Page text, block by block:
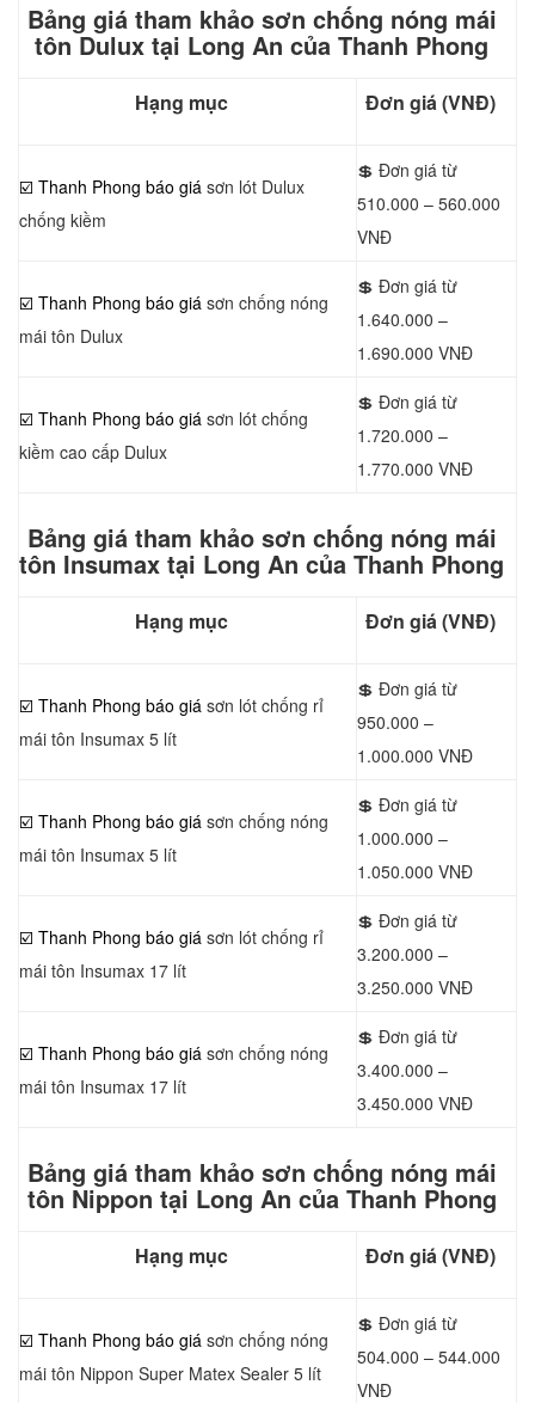
Bảng giá tham khảo sơn chống nóng mái
tôn Dulux tại Long An của Thanh Phong
Hạng mục Đơn giá (VNĐ)
☑️ Thanh Phong báo giá sơn lót Dulux
chống kiềm
💲 Đơn giá từ
510.000 – 560.000
VNĐ
☑️ Thanh Phong báo giá sơn chống nóng
mái tôn Dulux
💲 Đơn giá từ
1.640.000 –
1.690.000 VNĐ
☑️ Thanh Phong báo giá sơn lót chống
kiềm cao cấp Dulux
💲 Đơn giá từ
1.720.000 –
1.770.000 VNĐ
Bảng giá tham khảo sơn chống nóng mái
tôn Insumax tại Long An của Thanh Phong
Hạng mục Đơn giá (VNĐ)
☑️ Thanh Phong báo giá sơn lót chống rỉ
mái tôn Insumax 5 lít
💲 Đơn giá từ
950.000 –
1.000.000 VNĐ
☑️ Thanh Phong báo giá sơn chống nóng
mái tôn Insumax 5 lít
💲 Đơn giá từ
1.000.000 –
1.050.000 VNĐ
☑️ Thanh Phong báo giá sơn lót chống rỉ
mái tôn Insumax 17 lít
💲 Đơn giá từ
3.200.000 –
3.250.000 VNĐ
☑️ Thanh Phong báo giá sơn chống nóng
mái tôn Insumax 17 lít
💲 Đơn giá từ
3.400.000 –
3.450.000 VNĐ
Bảng giá tham khảo sơn chống nóng mái
tôn Nippon tại Long An của Thanh Phong
Hạng mục Đơn giá (VNĐ)
☑️ Thanh Phong báo giá sơn chống nóng
mái tôn Nippon Super Matex Sealer 5 lít
💲 Đơn giá từ
504.000 – 544.000
VNĐ